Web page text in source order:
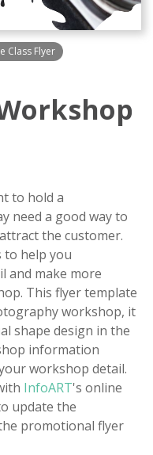
Class Flyer
to hold a
need a good way to
the customer.
to help you
and make more
This flyer template
workshop, it
shape design in the
information
workshop detail.
InfoART's online
update the
promotional flyer